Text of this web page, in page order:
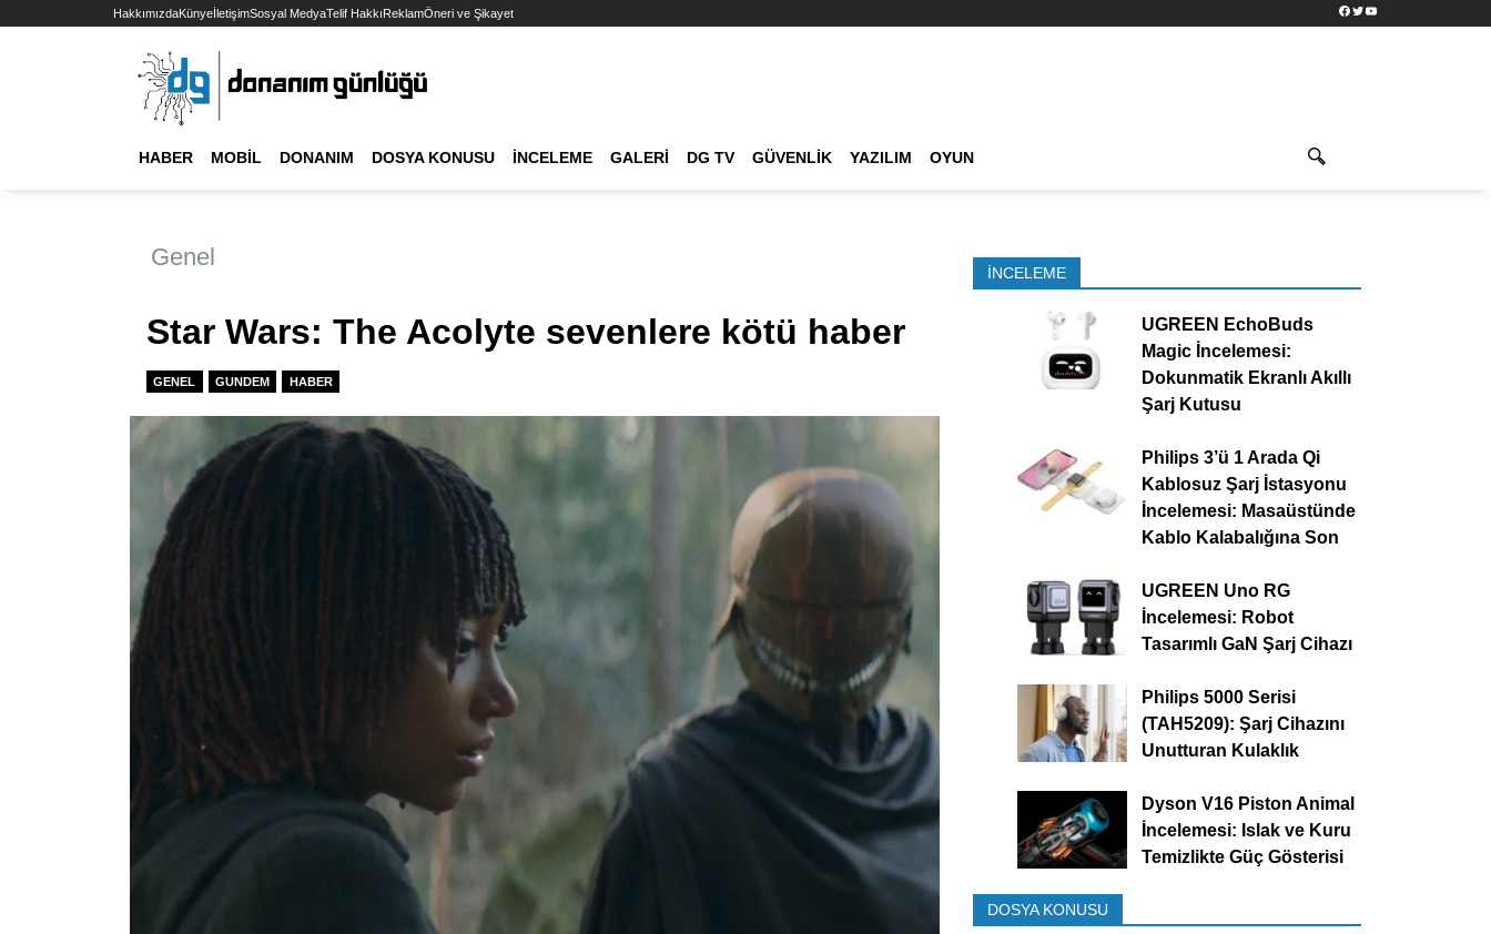
HakkımızdaKünyeİletişimSosyal MedyaTelif HakkıReklamÖneri ve Şikayet Facebook
TwitterYouTube
HABER MOBIL DONANIM DOSYA KONUSU İNCELEME GALERI DG TV GÜVENLIK YAZILIM OYUN
Genel
Star Wars: The Acolyte sevenlere kötü haber
GENEL GUNDEM HABER
İNCELEME
UGREEN EchoBuds
Magic İncelemesi:
Dokunmatik Ekranlı Akıllı
Şarj Kutusu
Philips 3’ü 1 Arada Qi
Kablosuz Şarj İstasyonu
İncelemesi: Masaüstünde
Kablo Kalabalığına Son
UGREEN Uno RG
İncelemesi: Robot
Tasarımlı GaN Şarj Cihazı
Philips 5000 Serisi
(TAH5209): Şarj Cihazını
Unutturan Kulaklık
Dyson V16 Piston Animal
İncelemesi: Islak ve Kuru
Temizlikte Güç Gösterisi
DOSYA KONUSU